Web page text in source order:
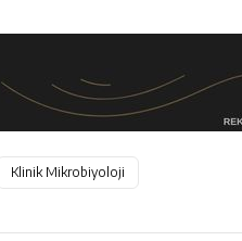
Klinik Mikrobiyoloji